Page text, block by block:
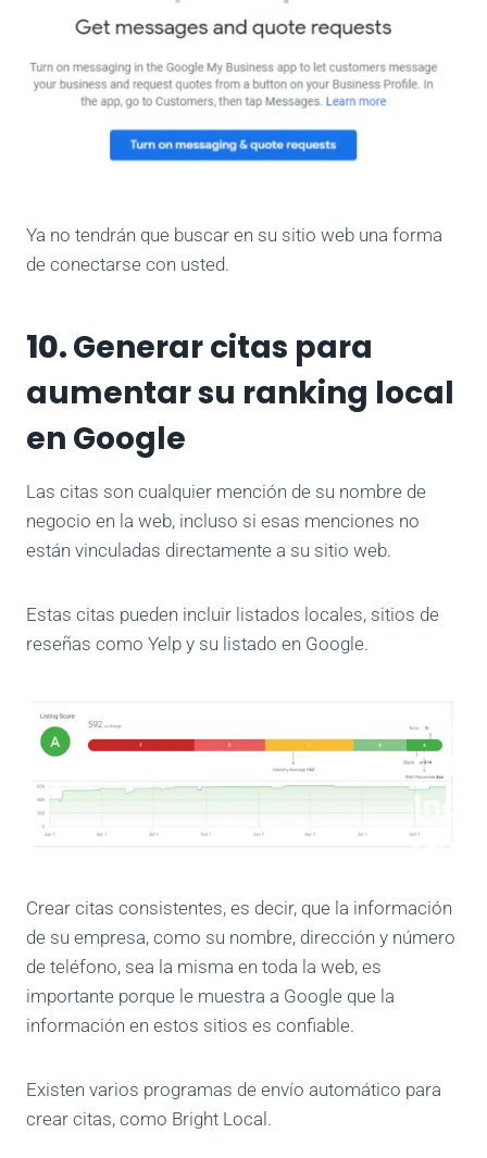
Ya no tendrán que buscar en su sitio web una forma
de conectarse con usted.
10.Generar citas para
aumentar su ranking local
en Google
Las citas son cualquier mención de su nombre de
negocio en la web, incluso si esas menciones no
están vinculadas directamente a su sitio web.
Estas citas pueden incluir listados locales, sitios de
reseñas como Yelp y su listado en Google.
Crear citas consistentes, es decir, que la información
de su empresa, como su nombre, dirección y número
de teléfono, sea la misma en toda la web, es
importante porque le muestra a Google que la
información en estos sitios es confiable.
Existen varios programas de envío automático para
crear citas, como Bright Local.